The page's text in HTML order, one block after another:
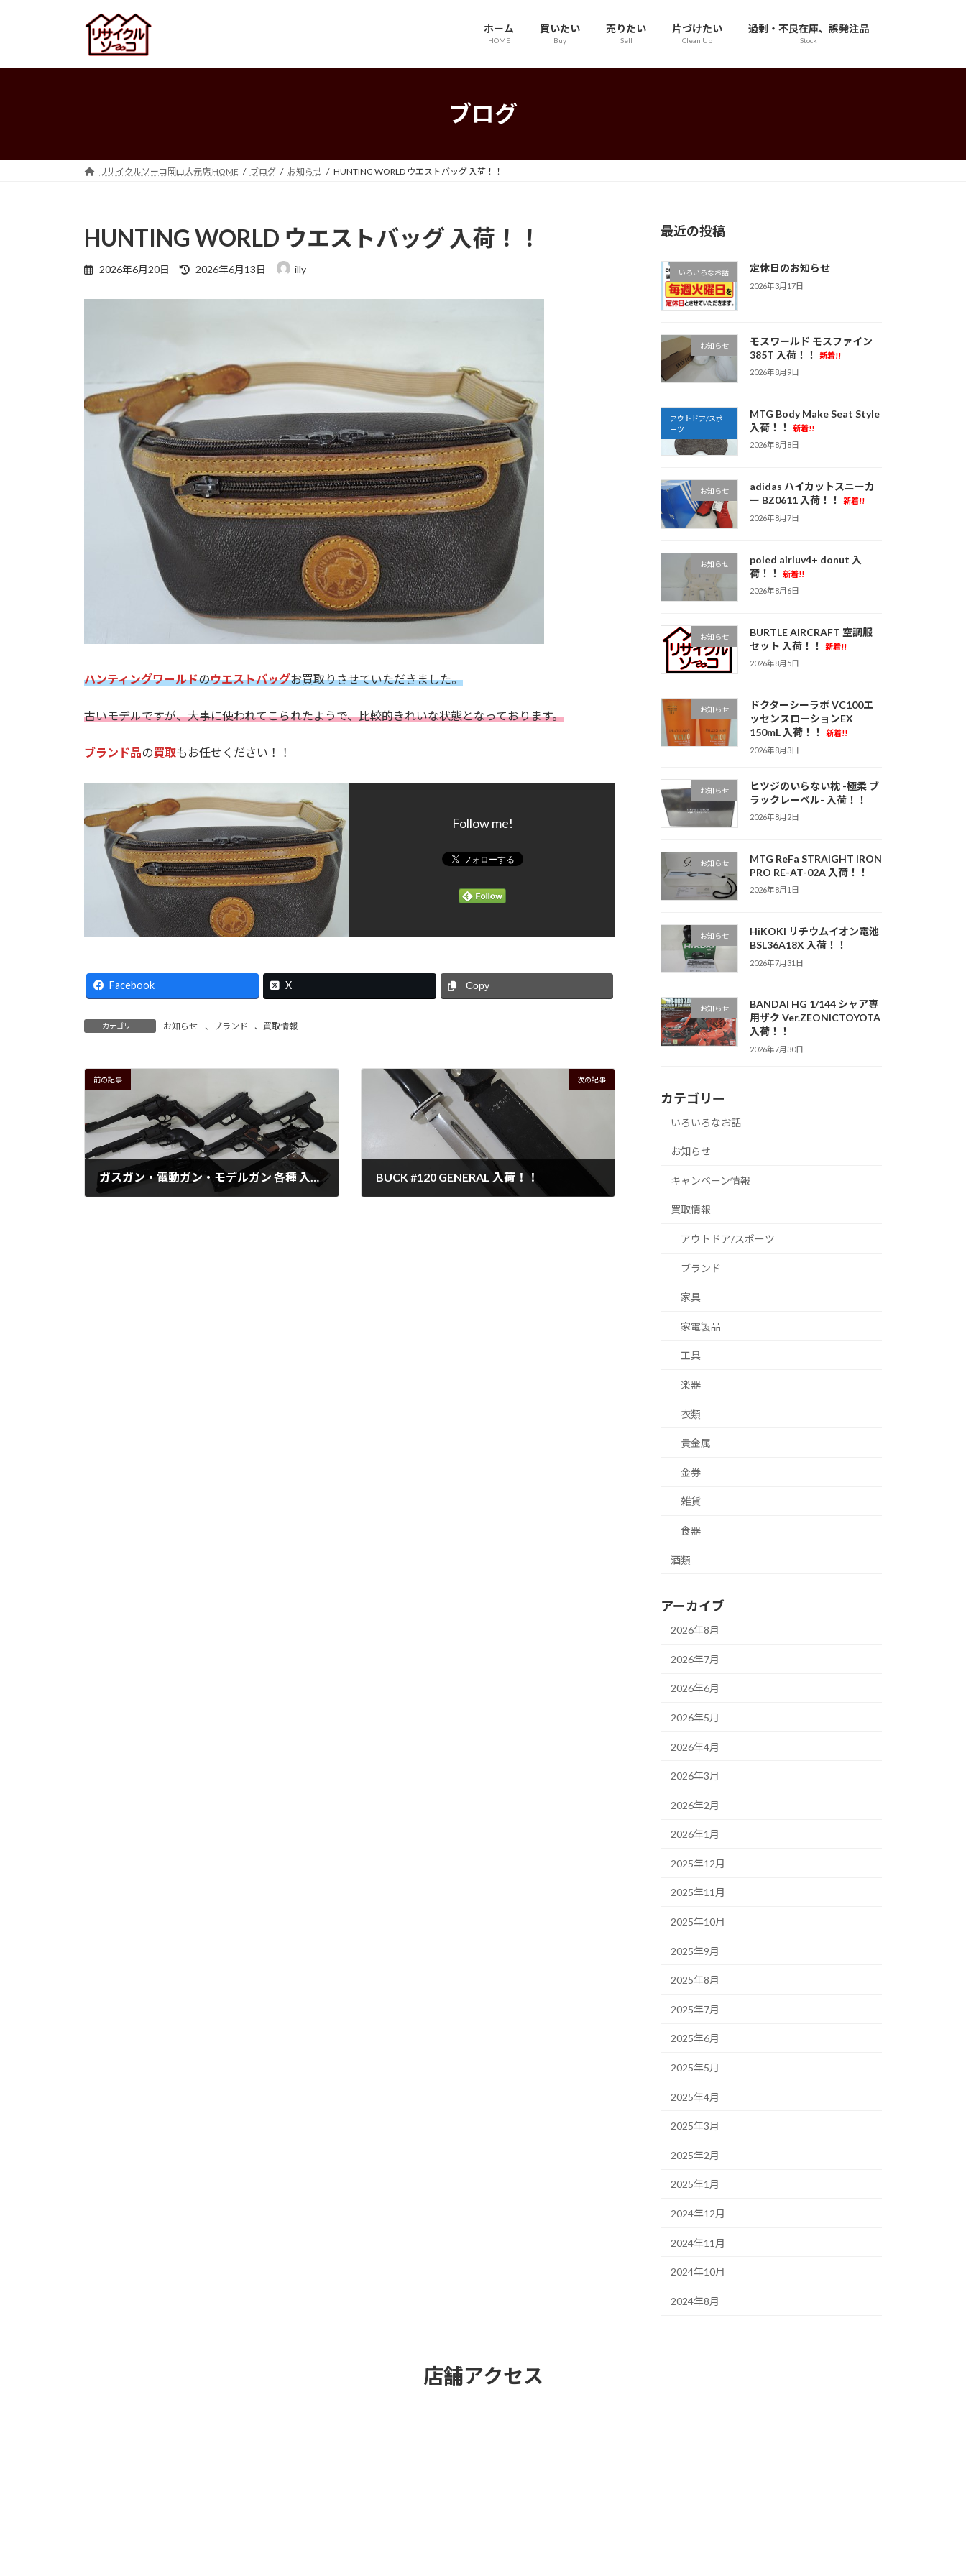
プ
動
ホーム
HOME
買いたい
Buy
売りたい
Sell
片づけたい
Clean Up
過剰・不良在庫、誤発注品
Stock
ブログ
リサイクルソーコ岡山大元店 HOME ブログ お知らせ HUNTING WORLD ウエストバッグ 入荷！！
HUNTING WORLD ウエストバッグ 入荷！！
2026年6月20日
最
2026年6月13日 illy
ハンティングワールドのウエストバッグお買取りさせていただきました。
古いモデルですが、大事に使われてこられたようで、比較的きれいな状態となっております。
ブランド品の買取もお任せください！！
Follow me!
Facebook X Copy
カテゴリー お知らせ 、 ブランド 、 買取情報
前の記事
ガスガン・電動ガン・モデルガン 各種 入荷！！
次の記事
BUCK #120 GENERAL 入荷！！
最近の投稿
いろいろなお話 定休日のお知らせ
2026年3月17日
お知らせ
モスワールド モスファイン
385T 入荷！！
新着!!
2026年8月9日
アウトドア/スポ
ーツ
MTG Body Make Seat Style
入荷！！
新着!!
2026年8月8日
お知らせ
adidas ハイカットスニーカ
ー BZ0611 入荷！！
新着!!
2026年8月7日
お知らせ
poled airluv4+ donut 入
荷！！
新着!!
2026年8月6日
お知らせ
BURTLE AIRCRAFT 空調服
セット 入荷！！
新着!!
2026年8月5日
お知らせ
ドクターシーラボ VC100エ
ッセンスローションEX
150mL 入荷！！
新着!!
2026年8月3日
お知らせ
ヒツジのいらない枕 -極柔 ブ
ラックレーベル- 入荷！！
2026年8月2日
お知らせ
MTG ReFa STRAIGHT IRON
PRO RE-AT-02A 入荷！！
2026年8月1日
お知らせ
HiKOKI リチウムイオン電池
BSL36A18X 入荷！！
2026年7月31日
お知らせ
BANDAI HG 1/144 シャア専
用ザク Ver.ZEONICTOYOTA
入荷！！
2026年7月30日
カテゴリー
いろいろなお話
お知らせ
キャンペーン情報
買取情報
アウトドア/スポーツ
ブランド
家具
家電製品
工具
楽器
衣類
貴金属
金券
雑貨
食器
酒類
アーカイブ
2026年8月
2026年7月
2026年6月
2026年5月
2026年4月
2026年3月
2026年2月
2026年1月
2025年12月
2025年11月
2025年10月
2025年9月
2025年8月
2025年7月
2025年6月
2025年5月
2025年4月
2025年3月
2025年2月
2025年1月
2024年12月
2024年11月
2024年10月
2024年8月
店舗アクセス